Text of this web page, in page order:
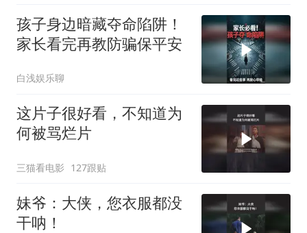
孩子身边暗藏夺命陷阱！
家长看完再教防骗保平安
白浅娱乐聊
这片子很好看，不知道为
何被骂烂片
三猫看电影 127跟贴
妹爷：大侠，您衣服都没
干呐！